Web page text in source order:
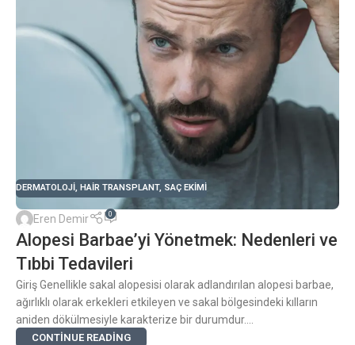
DERMATOLOJI , HAIR TRANSPLANT, SAÇ EKIMI
Eren Demir 0
Alopesi Barbae’yi Yönetmek: Nedenleri ve
Tıbbi Tedavileri
Giriş Genellikle sakal alopesisi olarak adlandırılan alopesi barbae,
ağırlıklı olarak erkekleri etkileyen ve sakal bölgesindeki kılların
aniden dökülmesiyle karakterize bir durumdur....
CONTINUE READING